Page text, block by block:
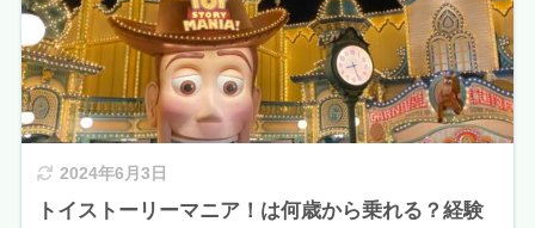
2024年6月3日
トイストーリーマニア！は何歳から乗れる？経験